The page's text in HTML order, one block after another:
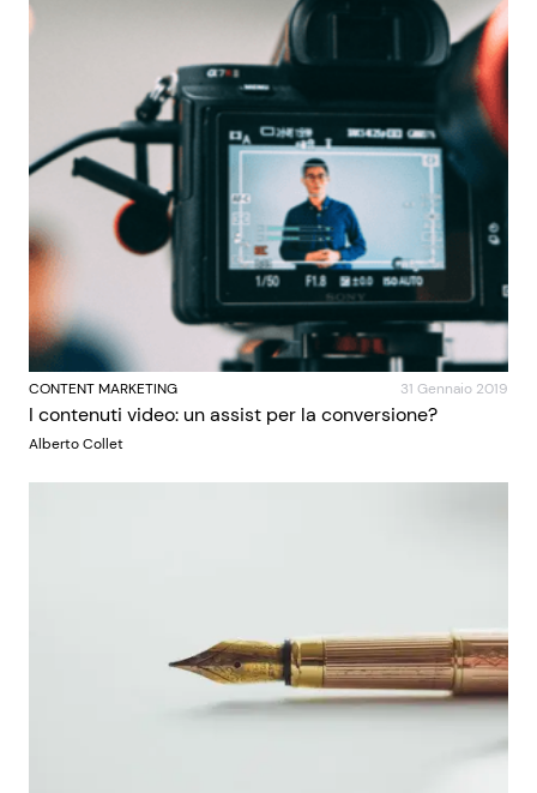
CONTENT MARKETING 31 Gennaio 2019
I contenuti video: un assist per la conversione?
Alberto Collet